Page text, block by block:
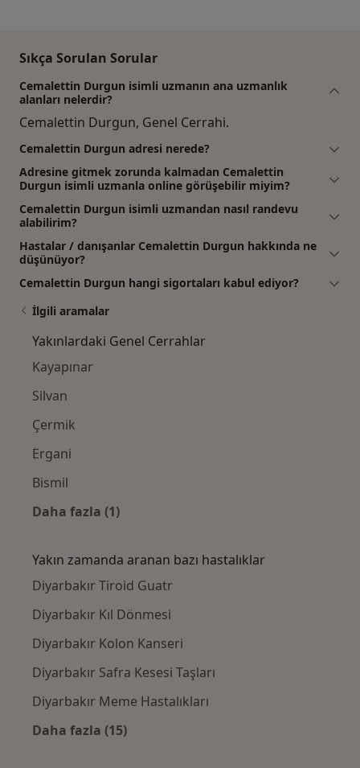
Sıkça Sorulan Sorular
Cemalettin Durgun isimli uzmanın ana uzmanlık
alanları nelerdir?
Cemalettin Durgun, Genel Cerrahi.
Cemalettin Durgun adresi nerede?
Adresine gitmek zorunda kalmadan Cemalettin
Durgun isimli uzmanla online görüşebilir miyim?
Cemalettin Durgun isimli uzmandan nasıl randevu
alabilirim?
Hastalar / danışanlar Cemalettin Durgun hakkında ne
düşünüyor?
Cemalettin Durgun hangi sigortaları kabul ediyor?
İlgili aramalar
Yakınlardaki Genel Cerrahlar
Kayapınar
Silvan
Çermik
Ergani
Bismil
Daha fazla (1)
Yakın zamanda aranan bazı hastalıklar
Diyarbakır Tiroid Guatr
Diyarbakır Kıl Dönmesi
Diyarbakır Kolon Kanseri
Diyarbakır Safra Kesesi Taşları
Diyarbakır Meme Hastalıkları
Daha fazla (15)